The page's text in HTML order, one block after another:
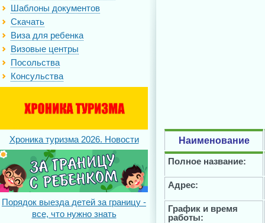
Шаблоны документов
Скачать
Виза для ребенка
Визовые центры
Посольства
Консульства
Хроника туризма 2026. Новости
Порядок выезда детей за границу -
все, что нужно знать
Наименование
Полное название:
Адрес:
График и время
работы: